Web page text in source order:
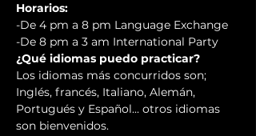
Horarios:
-De 4 pm a 8 pm Language Exchange
-De 8 pm a 3 am International Party
¿Qué idiomas puedo practicar?
Los idiomas más concurridos son;
Inglés, francés, Italiano, Alemán,
Portugués y Español... otros idiomas
son bienvenidos.